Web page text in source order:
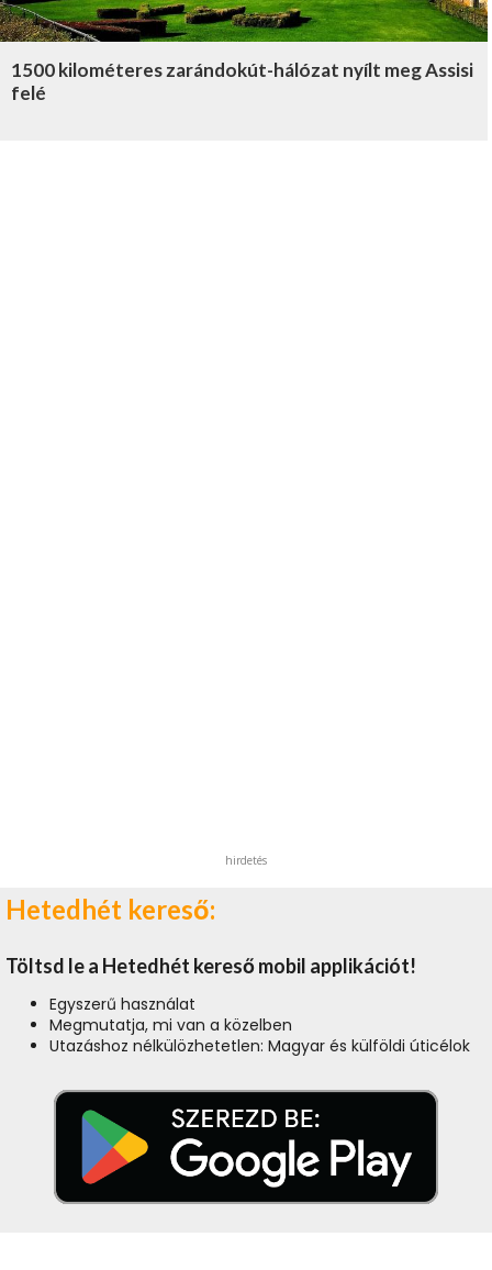
1500 kilométeres zarándokút-hálózat nyílt meg Assisi
felé
hirdetés
Hetedhét kereső:
Töltsd le a Hetedhét kereső mobil applikációt!
Egyszerű használat
Megmutatja, mi van a közelben
Utazáshoz nélkülözhetetlen: Magyar és külföldi úticélok